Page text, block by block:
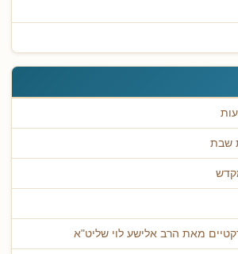
שבת
מאת הרב אלישע לוי שליט"א